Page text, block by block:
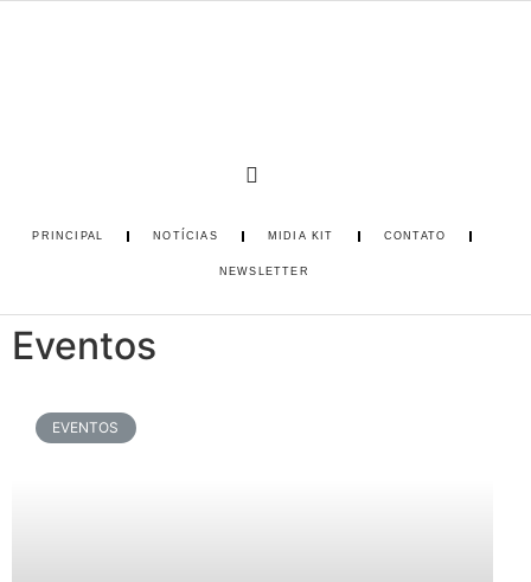
PRINCIPAL NOTÍCIAS MIDIA KIT CONTATO
NEWSLETTER
Eventos
EVENTOS